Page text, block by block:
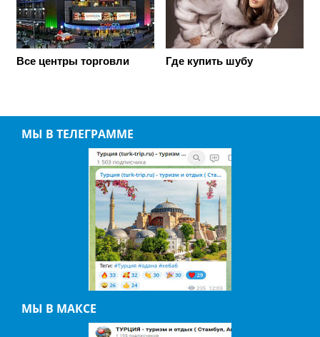
Все центры торговли Где купить шубу
МЫ В ТЕЛЕГРАММЕ
МЫ В МАКСЕ